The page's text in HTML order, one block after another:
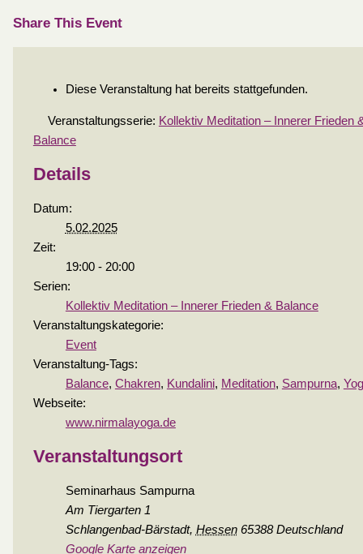
Share This Event
Diese Veranstaltung hat bereits stattgefunden.
Veranstaltungsserie: Kollektiv Meditation – Innerer Frieden
Balance
Details
Datum:
5.02.2025
Zeit:
19:00 - 20:00
Serien:
Kollektiv Meditation – Innerer Frieden & Balance
Veranstaltungskategorie:
Event
Veranstaltung-Tags:
Balance, Chakren, Kundalini, Meditation, Sampurna,
Webseite:
www.nirmalayoga.de
Veranstaltungsort
Seminarhaus Sampurna
Am Tiergarten 1
Schlangenbad-Bärstadt, Hessen 65388 Deutschland
Google Karte anzeigen